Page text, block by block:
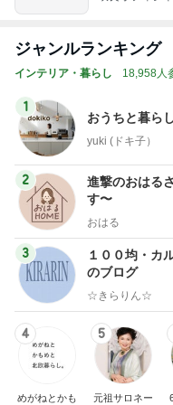
ジャンルランキング
インテリア・暮らし 18,958人
1
おうちと暮ら
yuki (ドキ子）
2
進撃のおはる
す〜
おはる
3
１００均・カ
のブログ
☆きらりん☆
4
めがねとかも
5
元祖サロネー